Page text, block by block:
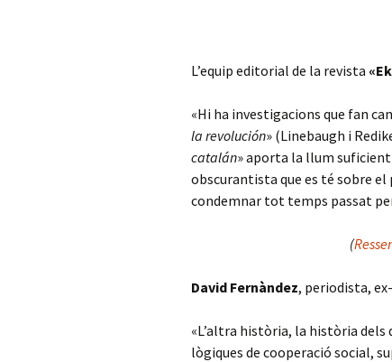
L’equip editorial de la revista
«Hi ha investigacions que fan
la revolución» (Linebaugh i
catalán» aporta la llum
obscurantista que es té sobre el
condemnar tot temps passat
(
David Fernàndez, periodista,
«L’altra història, la història dels
lògiques de cooperació social,